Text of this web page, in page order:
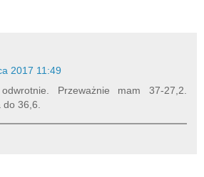
2017 11:49
Przeważnie mam 37-27,2.
do 36,6.